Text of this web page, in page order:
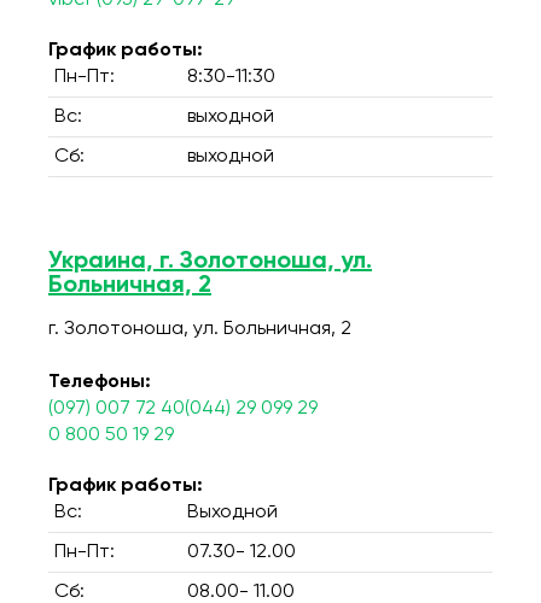
График работы:
Пн-Пт:
8:30-11:30
Вс: выходной
Сб: выходной
Украина, г. Золотоноша, ул.
Больничная, 2
г. Золотоноша, ул. Больничная, 2
Телефоны:
(097) 007 72 40(044) 29 099 29
0 800 50 19 29
График работы:
Вс:
Выходной
Пн-Пт: 07.30- 12.00
Сб: 08.00- 11.00